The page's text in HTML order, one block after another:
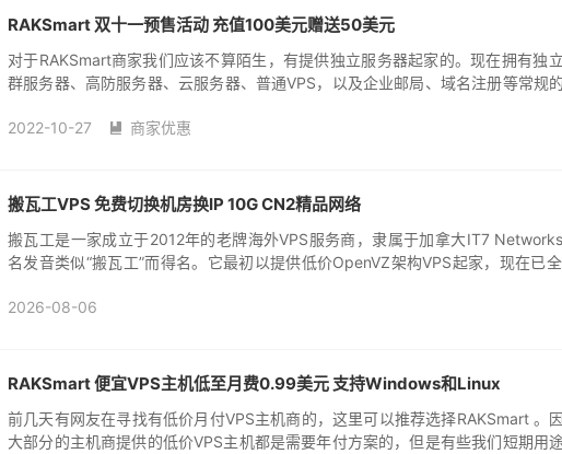
RAKSmart 双十一预售活动 充值100美元赠送50美元
对于RAKSmart商家我们应该不算陌生，有提供独立服务器起家的。现在拥有独
群服务器、高防服务器、云服务器、普通VPS，以及企业邮局、域名注册等常规
2022-10-27
 商家优惠
搬瓦工VPS 免费切换机房换IP 10G CN2精品网络
搬瓦工是一家成立于2012年的老牌海外VPS服务商，隶属于加拿大IT7
名发音类似“搬瓦工”而得名。它最初以提供低价OpenVZ架构VPS起家，现在已全
2026-08-06
RAKSmart 便宜VPS主机低至月费0.99美元 支持Windows和Linux
前几天有网友在寻找有低价月付VPS主机商的，这里可以推荐选择RAKSmart 。
大部分的主机商提供的低价VPS主机都是需要年付方案的，但是有些我们短期用